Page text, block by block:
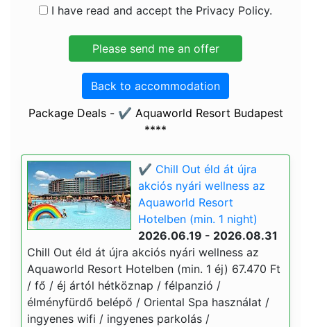
I have read and accept the Privacy Policy.
Back to accommodation
Package Deals - ✔️ Aquaworld Resort Budapest
****
✔️ Chill Out éld át újra
akciós nyári wellness az
Aquaworld Resort
Hotelben (min. 1 night)
2026.06.19 - 2026.08.31
Chill Out éld át újra akciós nyári wellness az
Aquaworld Resort Hotelben (min. 1 éj) 67.470 Ft
/ fő / éj ártól hétköznap / félpanzió /
élményfürdő belépő / Oriental Spa használat /
ingyenes wifi / ingyenes parkolás /